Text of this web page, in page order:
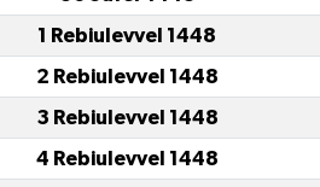
1 Rebiulevvel 1448
2 Rebiulevvel 1448
3 Rebiulevvel 1448
4 Rebiulevvel 1448